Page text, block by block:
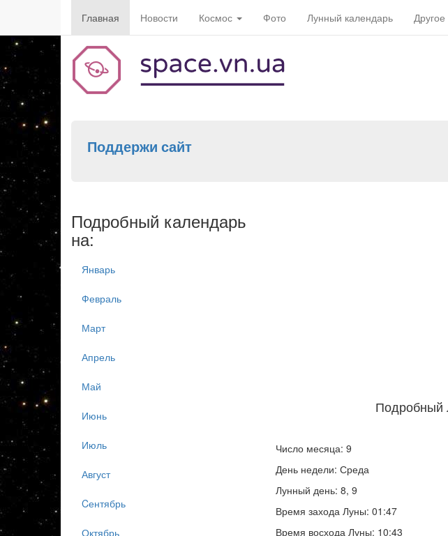
Главная Новости Космос Фото Лунный календарь Другое
Поддержи сайт
Подробный
Число месяца: 9
День недели: Среда
Лунный день: 8, 9
Время захода Луны: 01:47
Время восхода Луны: 10:43
Подробный календарь
на:
Январь
Февраль
Март
Апрель
Май
Июнь
Июль
Август
Cентябрь
Октябрь